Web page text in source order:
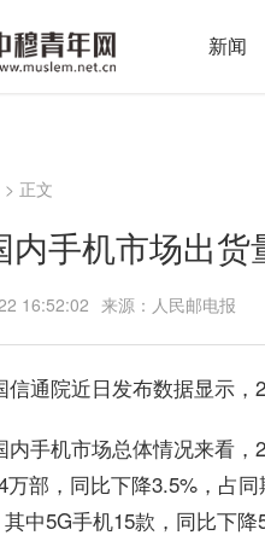
新闻
> 正文
内手机市场出
16:52:02 来源：人民邮电报
信通院近日发布数据显示，
内手机市场总体情况来看
万部，同比下降3.5%，占
中5G手机15款，同比下